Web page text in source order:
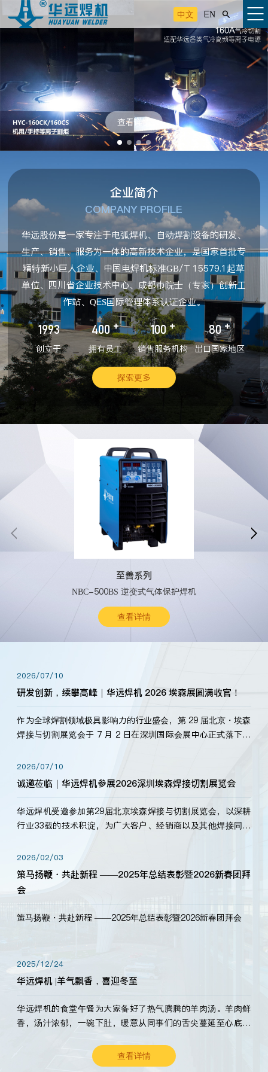
中文 EN 
查看详情
企业简介
COMPANY PROFILE
华远股份是一家专注于电弧焊机、自动焊割设备的研发、
生产、销售、服务为一体的高新技术企业，是国家首批专
精特新小巨人企业、中国电焊机标准GB/T 15579.1起草
单位、四川省企业技术中心、成都市院士（专家）创新工
作站、QES国际管理体系认证企业。
1993
创立于
400 +
拥有员工
100 +
销售服务机构
80 +
出口国家地区
探索更多
至善系列
NBC-500BS 逆变式气体保护焊机
查看详情
 
2026/07/10
研发创新，续攀高峰｜华远焊机 2026 埃森展圆满收官！
作为全球焊割领域极具影响力的行业盛会，第 29 届北京・埃森
焊接与切割展览会于 7 月 2 日在深圳国际会展中心正式落下帷
标准，持之以恒研发新产品、新技术。新老客户、行业伙伴、
海内外客户为目睹公司发布的新产…
2026/07/10
诚邀莅临｜华远焊机参展2026深圳埃森焊接切割展览会
华远焊机受邀参加第29届北京埃森焊接与切割展览会，以深耕
行业33载的技术积淀，为广大客户、经销商以及其他焊接同仁
2026/02/03
策马扬鞭・共赴新程 ——2025年总结表彰暨2026新春团拜
会
策马扬鞭・共赴新程 ——2025年总结表彰暨2026新春团拜会
2025/12/24
华远焊机 |羊气飘香，喜迎冬至
华远焊机的食堂午餐为大家备好了热气腾腾的羊肉汤。羊肉鲜
香，汤汁浓郁，一碗下肚，暖意从同事们的舌尖蔓延至心底。
查看详情